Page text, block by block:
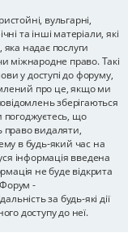
вульгарні,
та інші матеріали, які
надає послуги
міжнародне право. Такі
у доступі до форуму,
про це, якщо ми
зберігаються
погоджуєтесь, що
право видаляти,
в будь-який час на
інформація введена
не буде відкрита
-
за будь-які дії
доступу до неї.